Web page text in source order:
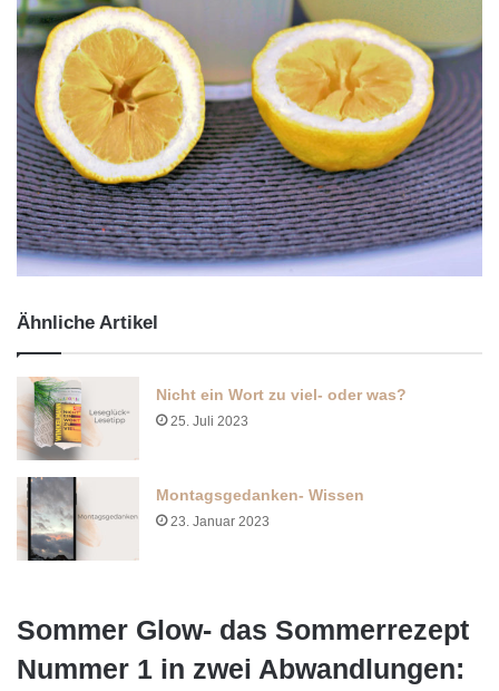
Ähnliche Artikel
Nicht ein Wort zu viel- oder was?
25. Juli 2023
Montagsgedanken- Wissen
23. Januar 2023
Sommer Glow- das Sommerrezept
Nummer 1 in zwei Abwandlungen: